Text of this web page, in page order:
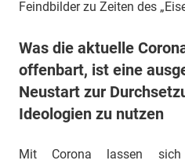
Feindbilder zu Zeiten des
Was die aktuelle
offenbart, ist eine
Neustart zur
Ideologien zu nutzen
Mit Corona lassen sich